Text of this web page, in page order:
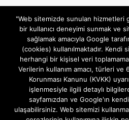
Gizlilik ve Çerezler (Cookies) Politikası
Hakkımızda
İletişim Kanalları
MODEM KURULUM
TEKNİK DESTEK
TELEVİZYON SİSTEMLERİ
"Web sitemizde sunulan hizmetleri
bir kullanıcı deneyimi sunmak ve
sağlamak amacıyla Google
(cookies) kullanılmaktadır. Kendi
herhangi bir kişisel veri
Verilerin kullanım amacı, türleri ve
Korunması Kanunu (KVKK)
işlenmesiyle ilgili detaylı
sayfamızdan ve Google'ın
ulaşabilirsiniz. Web sitemizi